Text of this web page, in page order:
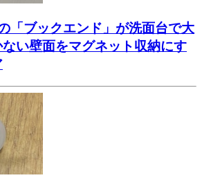
「ブックエンド」が洗面台で大
い壁面をマグネット収納にす